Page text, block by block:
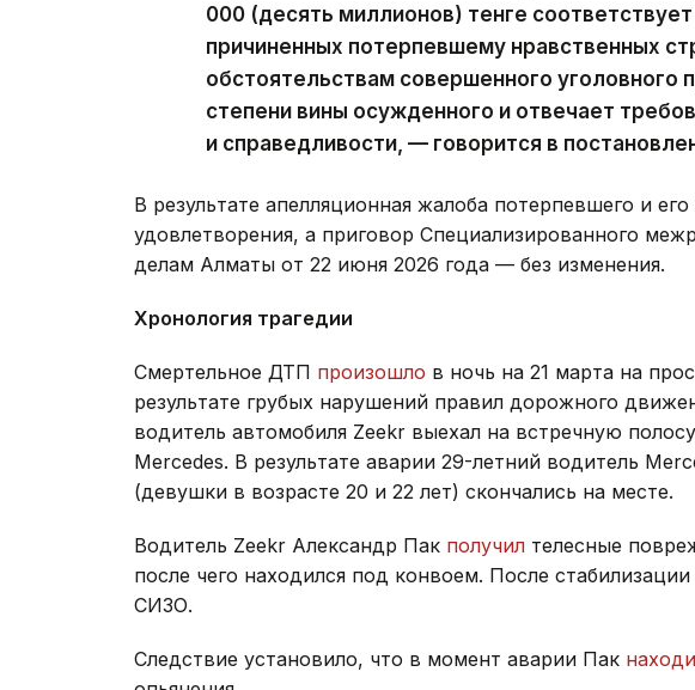
000 (десять миллионов) тенге
причиненных потерпевшему нравственных
обстоятельствам совершенного уголовного
степени вины осужденного и отвечает
и справедливости, — говорится в
В результате апелляционная жалоба потерпевшего и
удовлетворения, а приговор Специализированного
делам Алматы от 22 июня 2026 года — без изменения.
Хронология трагедии
Смертельное ДТП произошло в ночь на 21 марта на
результате грубых нарушений правил дорожного
водитель автомобиля Zeekr выехал на встречную
Mercedes. В результате аварии 29-летний водитель
(девушки в возрасте 20 и 22 лет) скончались на месте.
Водитель Zeekr Александр Пак получил телесные
после чего находился под конвоем. После
СИЗО.
Следствие установило, что в момент аварии Пак